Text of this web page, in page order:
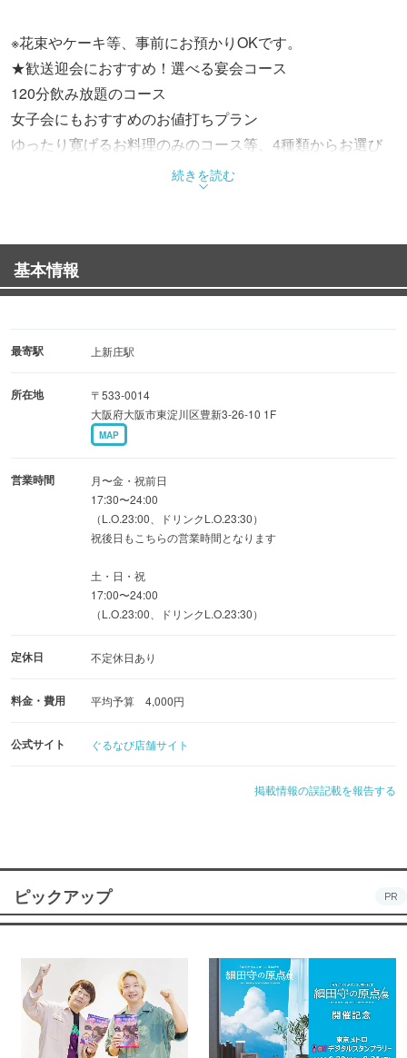
※花束やケーキ等、事前にお預かりOKです。
★歓送迎会におすすめ！選べる宴会コース
120分飲み放題のコース
女子会にもおすすめのお値打ちプラン
ゆったり寛げるお料理のみのコース等、4種類からお選び
阿波尾鶏や大山どりなど、素材と鮮度にこだわった焼鳥は
絶品！
手羽先を食べやすく加工したチューリップの唐揚げは大人
炭火かおる焼野菜もお奨めです
★少人数〜団体様まで様々なシーンでご利用OK
おしゃれなL字カウンター席:お1人様やデートに最適
広々テーブル席: レイアウト変更可能で最大24名様の宴会
にも対応可能
★名物料理の数々・・
朝挽き鶏ならではの鳥刺しは大人なら是非食べて頂きたい
強火で焼き上げるせせり炭火焼は隠れた名物！
レモン汁につけて食べる鶏タンが人気急上昇中！
続きを読む
基本情報
最寄駅 上新庄駅
所在地
〒533-0014
大阪府大阪市東淀川区豊新3-26-10 1F
MAP
営業時間
月〜金・祝前日
17:30〜24:00
（L.O.23:00、ドリンクL.O.23:30）
祝後日もこちらの営業時間となります
土・日・祝
17:00〜24:00
（L.O.23:00、ドリンクL.O.23:30）
定休日 不定休日あり
料金・費用 平均予算 4,000円
公式サイト ぐるなび店舗サイト
掲載情報の誤記載を報告する
ピックアップ PR